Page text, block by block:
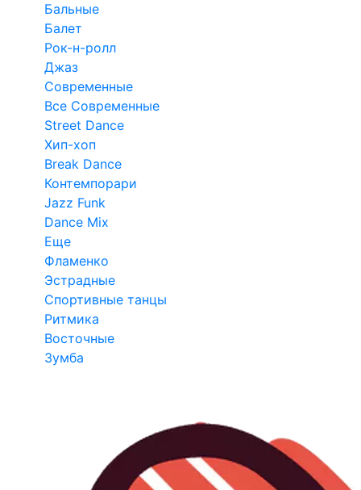
Бальные
Балет
Рок-н-ролл
Джаз
Современные
Все Современные
Street Dance
Хип-хоп
Break Dance
Контемпорари
Jazz Funk
Dance Mix
Еще
Фламенко
Эстрадные
Спортивные танцы
Ритмика
Восточные
Зумба